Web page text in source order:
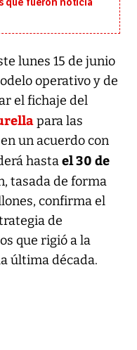
lunes 15 de junio
operativo y de
el fichaje del
para las
un acuerdo con
hastael 30 de
tasada de forma
confirma el
de
que rigió a la
última década.